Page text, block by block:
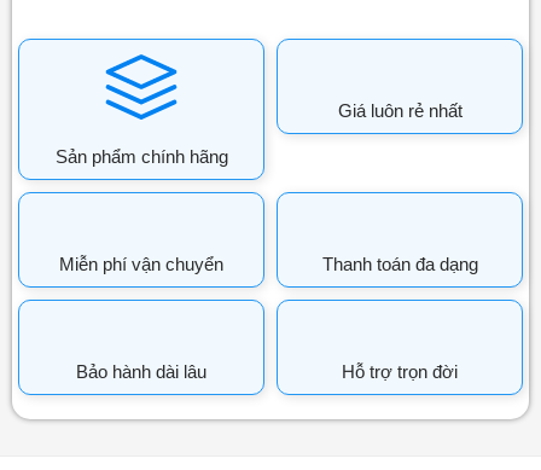
Sản phẩm chính hãng
Giá luôn rẻ nhất
Miễn phí vận chuyển Thanh toán đa dạng
Bảo hành dài lâu Hỗ trợ trọn đời